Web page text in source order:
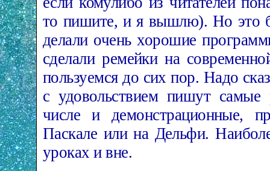
то пишите, и я вышлю). Но это
делали очень хорошие
сделали ремейки на
пользуемся до сих пор. Надо
с удовольствием пишут
числе и демонстрационные,
Паскале или на Дельфи.
уроках и вне.